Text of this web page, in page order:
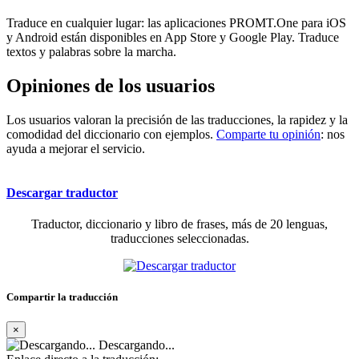
Traduce en cualquier lugar: las aplicaciones PROMT.One para iOS
y Android están disponibles en App Store y Google Play. Traduce
textos y palabras sobre la marcha.
Opiniones de los usuarios
Los usuarios valoran la precisión de las traducciones, la rapidez y la
comodidad del diccionario con ejemplos. Comparte tu opinión: nos
ayuda a mejorar el servicio.
Descargar traductor
Traductor, diccionario y libro de frases, más de 20 lenguas,
traducciones seleccionadas.
Compartir la traducción
×
Descargando...